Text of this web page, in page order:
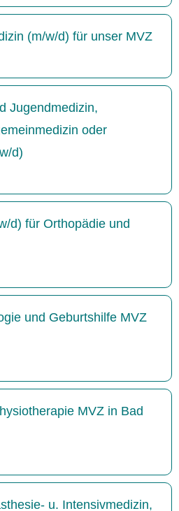
(m/w/d) für unser MVZ
Jugendmedizin,
oder
d)
d) für Orthopädie und
und Geburtshilfe MVZ
MVZ in Bad
u. Intensivmedizin,